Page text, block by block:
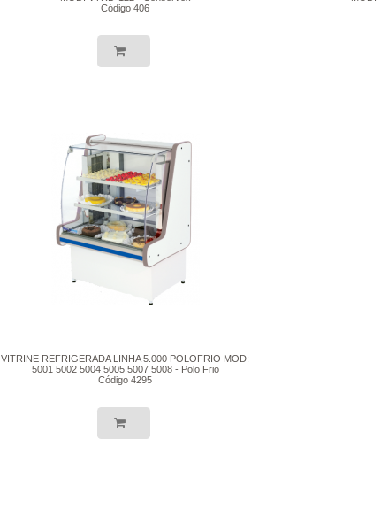
Código 406
VITRINE REFRIGERADA LINHA 5.000 POLOFRIO MOD:
5001 5002 5004 5005 5007 5008 - Polo Frio
Código 4295